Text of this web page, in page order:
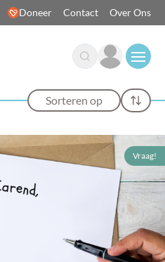
Doneer Contact Over Ons
Sorteren op
Vraag!